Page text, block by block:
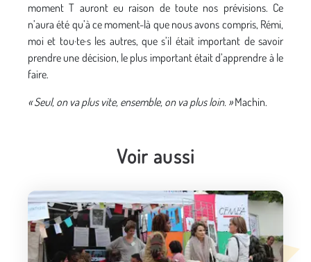
moment T auront eu raison de toute nos prévisions. Ce
n’aura été qu’à ce moment-là que nous avons compris, Rémi,
moi et tou·te·s les autres, que s’il était important de savoir
prendre une décision, le plus important était d’apprendre à le
faire.
« Seul, on va plus vite, ensemble, on va plus loin. »Machin.
Voir aussi